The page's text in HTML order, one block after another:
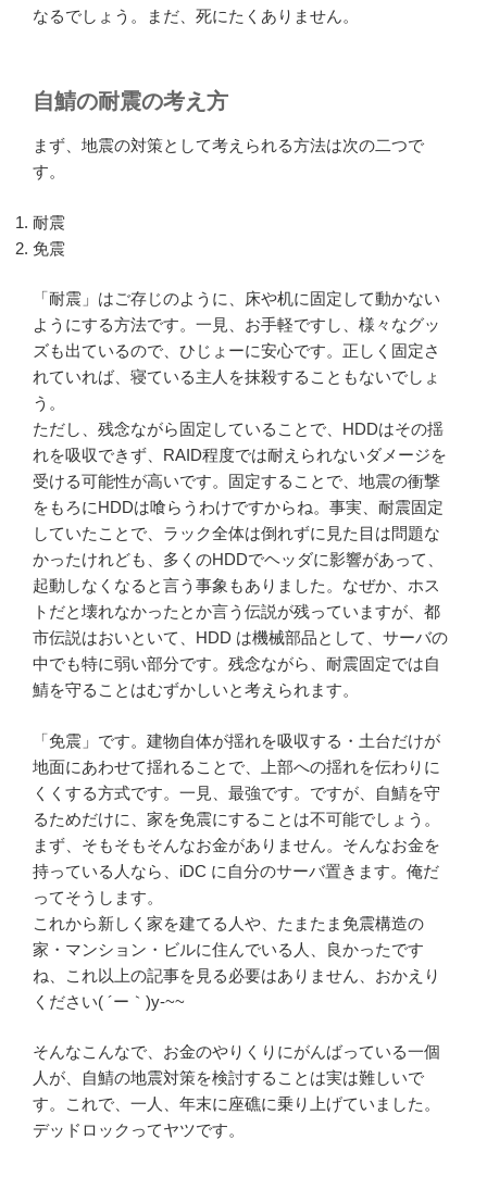
なるでしょう。まだ、死にたくありません。
自鯖の耐震の考え方
まず、地震の対策として考えられる方法は次の二つで
す。
耐震
免震
「耐震」はご存じのように、床や机に固定して動かない
ようにする方法です。一見、お手軽ですし、様々なグッ
ズも出ているので、ひじょーに安心です。正しく固定さ
れていれば、寝ている主人を抹殺することもないでしょ
う。
ただし、残念ながら固定していることで、HDDはその揺
れを吸収できず、RAID程度では耐えられないダメージを
受ける可能性が高いです。固定することで、地震の衝撃
をもろにHDDは喰らうわけですからね。事実、耐震固定
していたことで、ラック全体は倒れずに見た目は問題な
かったけれども、多くのHDDでヘッダに影響があって、
起動しなくなると言う事象もありました。なぜか、ホス
トだと壊れなかったとか言う伝説が残っていますが、都
市伝説はおいといて、HDD は機械部品として、サーバの
中でも特に弱い部分です。残念ながら、耐震固定では自
鯖を守ることはむずかしいと考えられます。
「免震」です。建物自体が揺れを吸収する・土台だけが
地面にあわせて揺れることで、上部への揺れを伝わりに
くくする方式です。一見、最強です。ですが、自鯖を守
るためだけに、家を免震にすることは不可能でしょう。
まず、そもそもそんなお金がありません。そんなお金を
持っている人なら、iDC に自分のサーバ置きます。俺だ
ってそうします。
これから新しく家を建てる人や、たまたま免震構造の
家・マンション・ビルに住んでいる人、良かったです
ね、これ以上の記事を見る必要はありません、おかえり
ください( ´ー｀)y-~~
そんなこんなで、お金のやりくりにがんばっている一個
人が、自鯖の地震対策を検討することは実は難しいで
す。これで、一人、年末に座礁に乗り上げていました。
デッドロックってヤツです。